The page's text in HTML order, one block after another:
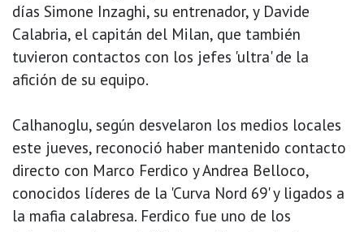
días Simone Inzaghi, su entrenador, y Davide
Calabria, el capitán del Milan, que también
tuvieron contactos con los jefes 'ultra' de la
afición de su equipo.
Calhanoglu, según desvelaron los medios locales
este jueves, reconoció haber mantenido contacto
directo con Marco Ferdico y Andrea Belloco,
conocidos líderes de la 'Curva Nord 69' y ligados a
la mafia calabresa. Ferdico fue uno de los